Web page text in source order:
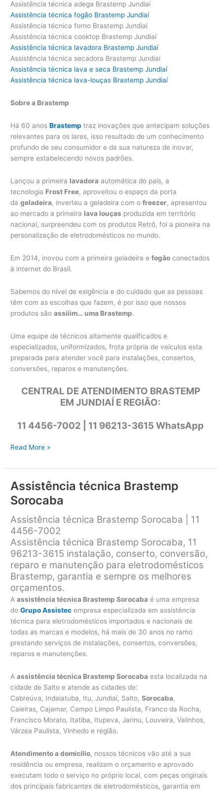
Assistência técnica adega Brastemp Jundiaí
Assistência técnica fogão Brastemp Jundiaí
Assistência técnica forno Brastemp Jundiaí
Assistência técnica cooktop Brastemp Jundiaí
Assistência técnica lavadora Brastemp Jundiaí
Assistência técnica secadora Brastemp Jundiaí
Assistência técnica lava e seca Brastemp Jundiaí
Assistência técnica lava-louças Brastemp Jundiaí
Sobre a Brastemp
Há 60 anosBrastemp traz inovações que antecipam soluções
relevantes para os lares, isso resultado de um conhecimento
profundo de seu consumidor e da sua natureza de inovar,
sempre estabelecendo novos padrões.
Lançou a primeira lavadora automática do país, a
tecnologia Frost Free, aproveitou o espaço da porta
dageladeira, inverteu a geladeira com ofreezer, apresentou
ao mercado a primeira lava louças produzida em território
nacional, surpreendeu com os produtos Retrô, foi a pioneira na
personalização de eletrodomésticos no mundo.
Em 2014, inovou com a primeira geladeira efogão conectados
à internet do Brasil.
Sabemos do nível de exigência e do cuidado que as pessoas
têm com as escolhas que fazem, é por isso que nossos
produtos sãoassiiim… uma Brastemp.
Uma equipe de técnicos altamente qualificados e
especializados, uniformizados, frota própria de veículos esta
preparada para atender você para instalações, consertos,
conversões, reparos e manutenções.
CENTRAL DE ATENDIMENTO BRASTEMP
EM JUNDIAÍ E REGIÃO:
11 4456-7002 | 11 96213-3615 WhatsApp
Assistência
Brastemp
Read More »
Assistência técnica Brastemp
Sorocaba
Assistência técnica Brastemp Sorocaba | 11
4456-7002
Assistência técnica Brastemp Sorocaba, 11
96213-3615 instalação, conserto, conversão,
reparo e manutenção para eletrodomésticos
Brastemp, garantia e sempre os melhores
orçamentos.
Aassistência técnica Brastemp Sorocaba é uma empresa
doGrupo Assistec empresa especializada em assistência
técnica para eletrodomésticos importados e nacionais de
todas as marcas e modelos, há mais de 30 anos no ramo
prestando serviços de instalações, consertos, conversões,
reparos e manutenções.
Aassistência técnica Brastemp Sorocaba esta localizada na
cidade de Salto e atende as cidades de:
Cabreúva, Indaiatuba, Itu, Jundiaí, Salto,Sorocaba,
Caieiras, Cajamar, Campo Limpo Paulista, Franco da Rocha,
Francisco Morato, Itatiba, Itupeva, Jarinu, Louveira, Valinhos,
Várzea Paulista, Vinhedo e região.
Atendimento a domicílio, nossos técnicos vão até a sua
residência ou empresa, realizam o orçamento e aprovado
executam todo o serviço no próprio local, com peças originais
dos principais fabricantes de eletrodomésticos, garantia em